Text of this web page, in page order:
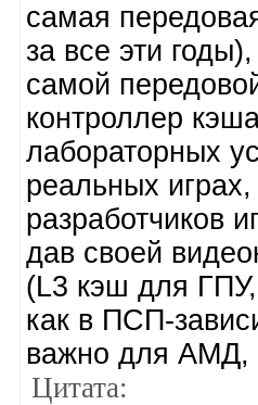
самая
за все эти
самой
контроллер
лабораторных
реальных
разработчиков
дав своей
(L3 кэш для
как в ПСП-
важно для АМД,
Цитата: